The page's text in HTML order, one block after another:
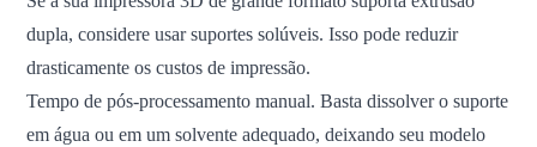
dupla, considere usar suportes solúveis. Isso pode reduzir
drasticamente os custos de impressão.
Tempo de pós-processamento manual. Basta dissolver o suporte
em água ou em um solvente adequado, deixando seu modelo